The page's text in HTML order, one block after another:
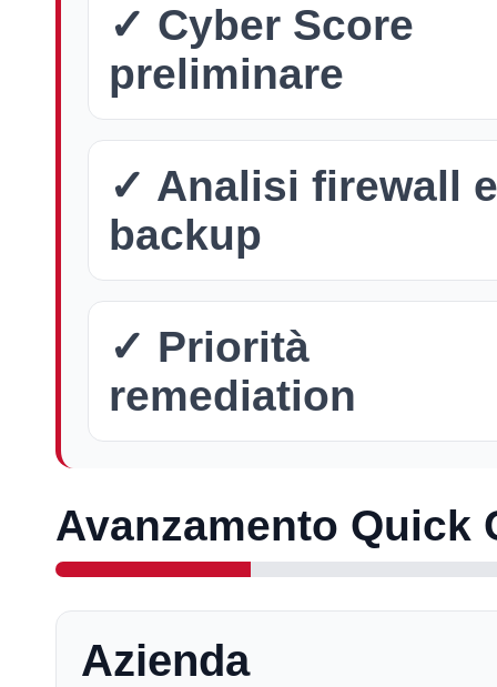
✓ Cyber Score
preliminare
✓ Analisi firewall e
backup
✓ Priorità
remediation
Avanzamento Quick
Azienda